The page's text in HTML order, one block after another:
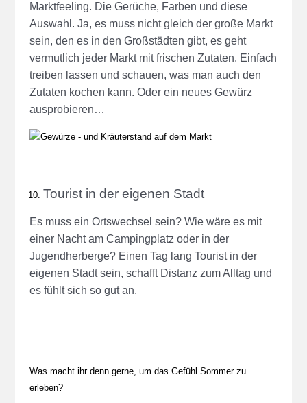
Marktfeeling. Die Gerüche, Farben und diese
Auswahl. Ja, es muss nicht gleich der große Markt
sein, den es in den Großstädten gibt, es geht
vermutlich jeder Markt mit frischen Zutaten. Einfach
treiben lassen und schauen, was man auch den
Zutaten kochen kann. Oder ein neues Gewürz
ausprobieren…
Tourist in der eigenen Stadt
Es muss ein Ortswechsel sein? Wie wäre es mit
einer Nacht am Campingplatz oder in der
Jugendherberge? Einen Tag lang Tourist in der
eigenen Stadt sein, schafft Distanz zum Alltag und
es fühlt sich so gut an.
Was macht ihr denn gerne, um das Gefühl Sommer zu
erleben?